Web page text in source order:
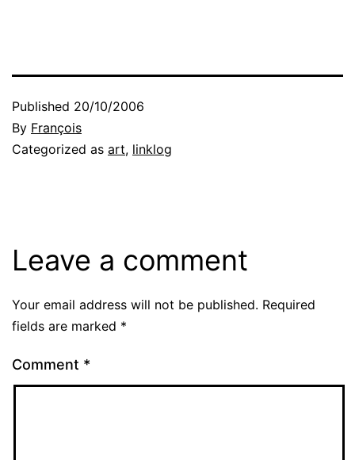
Published 20/10/2006
By François
Categorized as art, linklog
Leave a comment
Your email address will not be published. Required
fields are marked *
Comment *